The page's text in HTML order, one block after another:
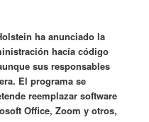
ha anunciado la
hacía código
sus responsables
El programa se
reemplazar software
Office, Zoom y otros,